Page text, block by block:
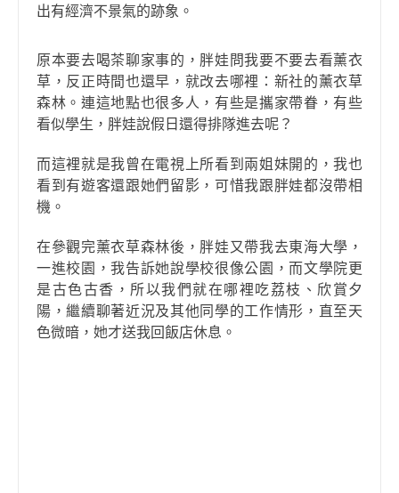
出有經濟不景氣的跡象。
原本要去喝茶聊家事的，胖娃問我要不要去看薰衣
草，反正時間也還早，就改去哪裡：新社的薰衣草
森林。連這地點也很多人，有些是攜家帶眷，有些
看似學生，胖娃說假日還得排隊進去呢？
而這裡就是我曾在電視上所看到兩姐妹開的，我也
看到有遊客還跟她們留影，可惜我跟胖娃都沒帶相
機。
在參觀完薰衣草森林後，胖娃又帶我去東海大學，
一進校園，我告訴她說學校很像公園，而文學院更
是古色古香，所以我們就在哪裡吃荔枝、欣賞夕
陽，繼續聊著近況及其他同學的工作情形，直至天
色微暗，她才送我回飯店休息。